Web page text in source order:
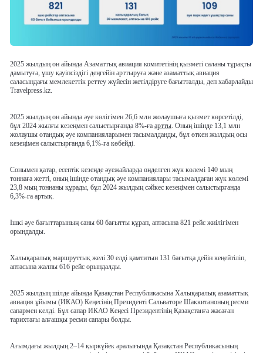
2025 жылдың он айында Азаматтық авиация комитетінің қызметі саланы тұрақты
дамытуға, ұшу қауіпсіздігі деңгейін арттыруға және азаматтық авиация
саласындағы мемлекеттік реттеу жүйесін жетілдіруге бағытталды, деп хабарлайды
Travelpress.kz.
2025 жылдың он айында әуе көлігімен 26,6 млн жолаушыға қызмет көрсетілді,
бұл 2024 жылғы кезеңмен салыстырғанда 8%-ға артты. Оның ішінде 13,1 млн
жолаушы отандық әуе компанияларымен тасымалданды, бұл өткен жылдың осы
кезеңімен салыстырғанда 6,1%-ға көбейді.
Сонымен қатар, есептік кезеңде әуежайларда өңделген жүк көлемі 140 мың
тоннаға жетті, оның ішінде отандық әуе компаниялары тасымалдаған жүк көлемі
23,8 мың тоннаны құрады, бұл 2024 жылдың сәйкес кезеңімен салыстырғанда
6,3%-ға артық.
Ішкі әуе бағыттарының саны 60 бағытты құрап, аптасына 821 рейс жиілігімен
орындалды.
Халықаралық маршруттық желі 30 елді қамтитын 131 бағытқа дейін кеңейтіліп,
аптасына жалпы 616 рейс орындалды.
2025 жылдың шілде айында Қазақстан Республикасына Халықаралық азаматтық
авиация ұйымы (ИКАО) Кеңесінің Президенті Сальваторе Шаккитаноның ресми
сапармен келді. Бұл сапар ИКАО Кеңесі Президентінің Қазақстанға жасаған
тарихтағы алғашқы ресми сапары болды.
Ағымдағы жылдың 2–14 қыркүйек аралығында Қазақстан Республикасының